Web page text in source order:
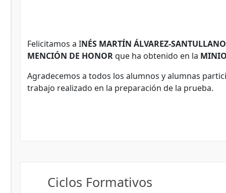
Felicitamos a INÉS MARTÍN ÁLVAREZ-SANTULLANO
MENCIÓN DE HONORque ha obtenido en la
Agradecemos a todos los alumnos y alumnas
trabajo realizado en la preparación de la prueba.
Ciclos Formativos